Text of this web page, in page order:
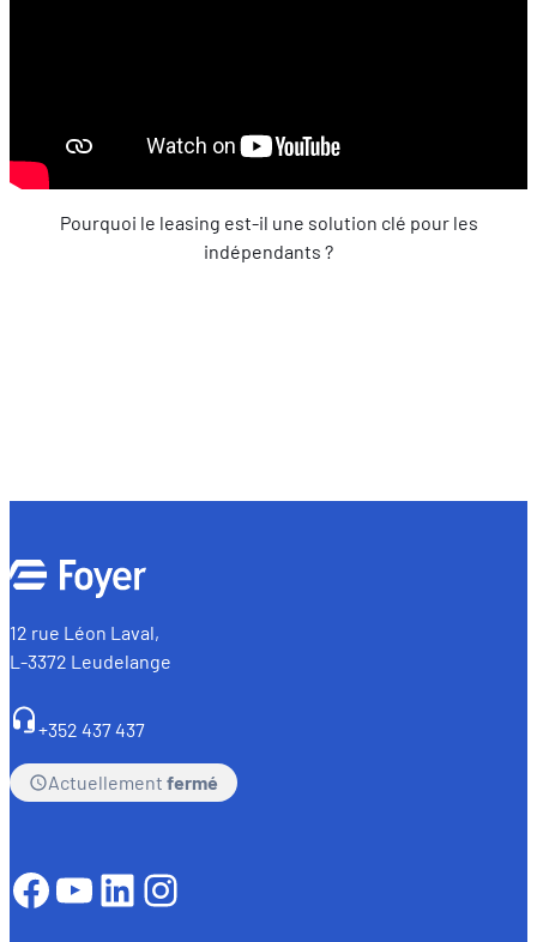
Pourquoi le leasing est-il une solution clé pour les
indépendants ?
12 rue Léon Laval,
L-3372 Leudelange
+352 437 437
Actuellement fermé
Facebook
YouTube
LinkedIn
Instagram